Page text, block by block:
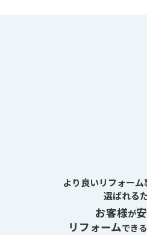
より良いリフォーム
選ばれる
お客様が
リフォームできる